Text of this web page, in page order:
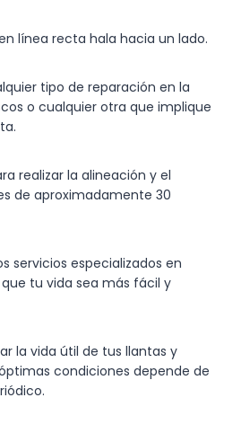
línea recta hala hacia un lado.
tipo de reparación en la
o cualquier otra que implique
realizar la alineación y el
de aproximadamente 30
servicios especializados en
tu vida sea más fácil y
la vida útil de tus llantas y
condiciones depende de